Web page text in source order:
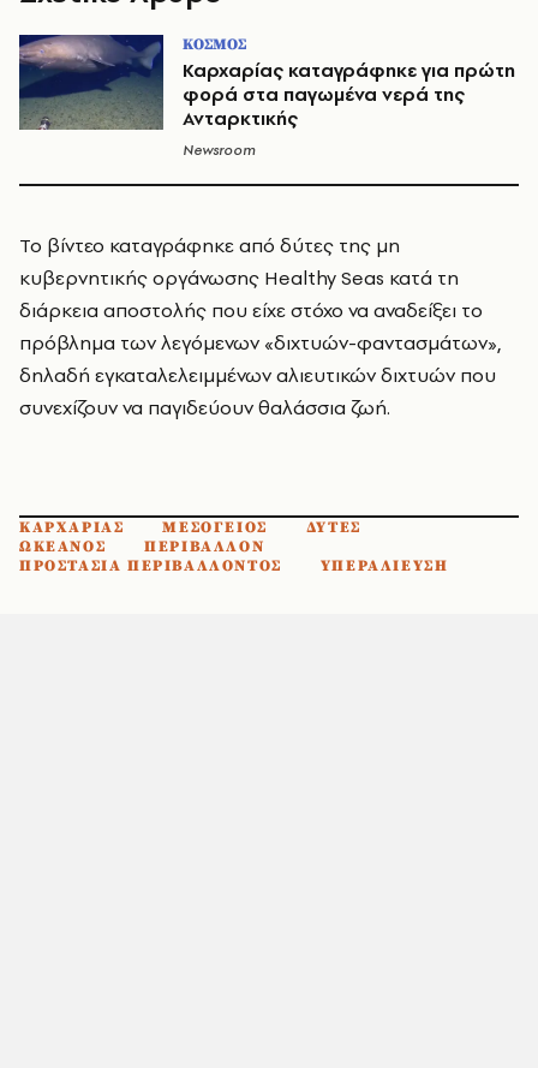
ΚΟΣΜΟΣ
Καρχαρίας καταγράφηκε για πρώτη
φορά στα παγωμένα νερά της
Ανταρκτικής
Newsroom
Το βίντεο καταγράφηκε από δύτες της μη
κυβερνητικής οργάνωσης Healthy Seas κατά τη
διάρκεια αποστολής που είχε στόχο να αναδείξει το
πρόβλημα των λεγόμενων «διχτυών-φαντασμάτων»,
δηλαδή εγκαταλελειμμένων αλιευτικών διχτυών που
συνεχίζουν να παγιδεύουν θαλάσσια ζωή.
ΚΑΡΧΑΡΙΑΣ ΜΕΣΟΓΕΙΟΣ
ΔΥΤΕΣ
ΩΚΕΑΝΟΣ
ΠΕΡΙΒΑΛΛΟΝ
ΠΡΟΣΤΑΣΙΑ ΠΕΡΙΒΑΛΛΟΝΤΟΣ
ΥΠΕΡΑΛΙΕΥΣΗ